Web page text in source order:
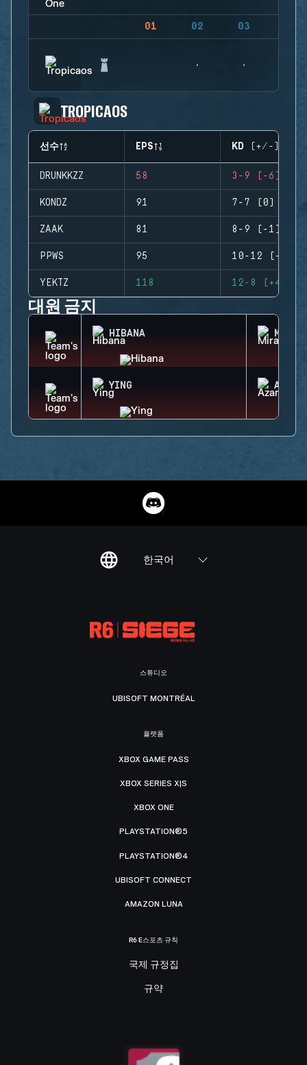
01 02 03
TROPICAOS
선수 EPS KD (+/-)
DRUNKKZZ 58 3-9 (-6)
KONDZ 91 7-7 (0)
ZAAK 81 8-9 (-1)
PPWS 95 10-12 (-2)
YEKTZ 118 12-8 (+4)
대원 금지
HIBANA MIRA
YING AZAMI
한국어
스튜디오
UBISOFT MONTRÉAL
플랫폼
XBOX GAME PASS
XBOX SERIES X|S
XBOX ONE
PLAYSTATION®5
PLAYSTATION®4
UBISOFT CONNECT
AMAZON LUNA
R6 E스포츠 규칙
국제 규정집
규약